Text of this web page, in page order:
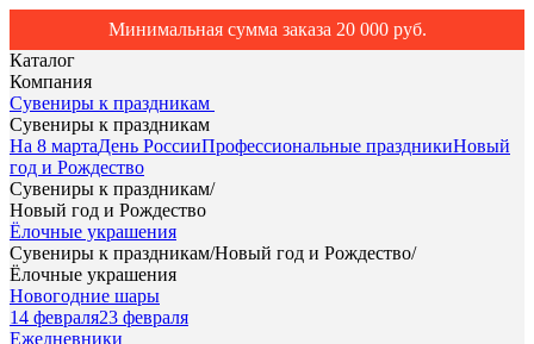
Минимальная сумма заказа 20 000 руб.
Каталог
Компания
Сувениры к праздникам
Сувениры к праздникам
На 8 мартаДень РоссииПрофессиональные праздникиНовый
год и Рождество
Сувениры к праздникам/
Новый год и Рождество
Ёлочные украшения
Сувениры к праздникам/Новый год и Рождество/
Ёлочные украшения
Новогодние шары
14 февраля23 февраля
Ежедневники